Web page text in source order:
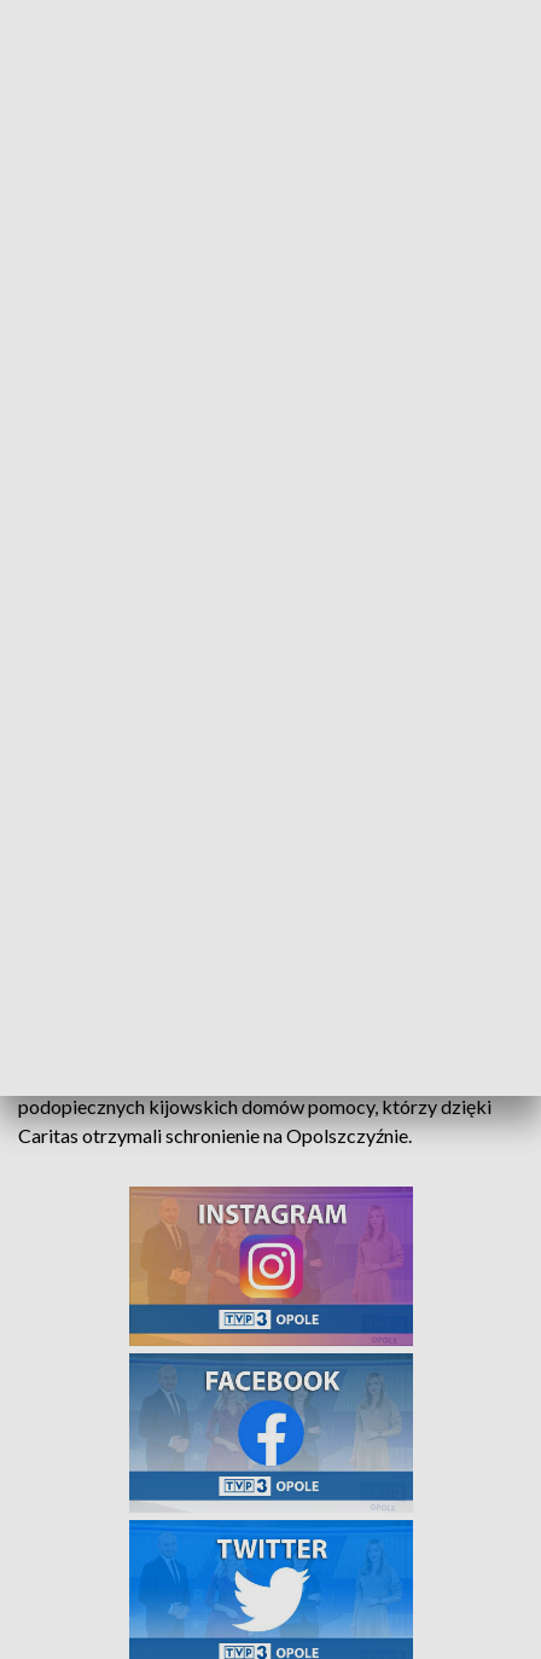
podopiecznych kijowskich domów pomocy, którzy dzięki
Caritas otrzymali schronienie na Opolszczyźnie.